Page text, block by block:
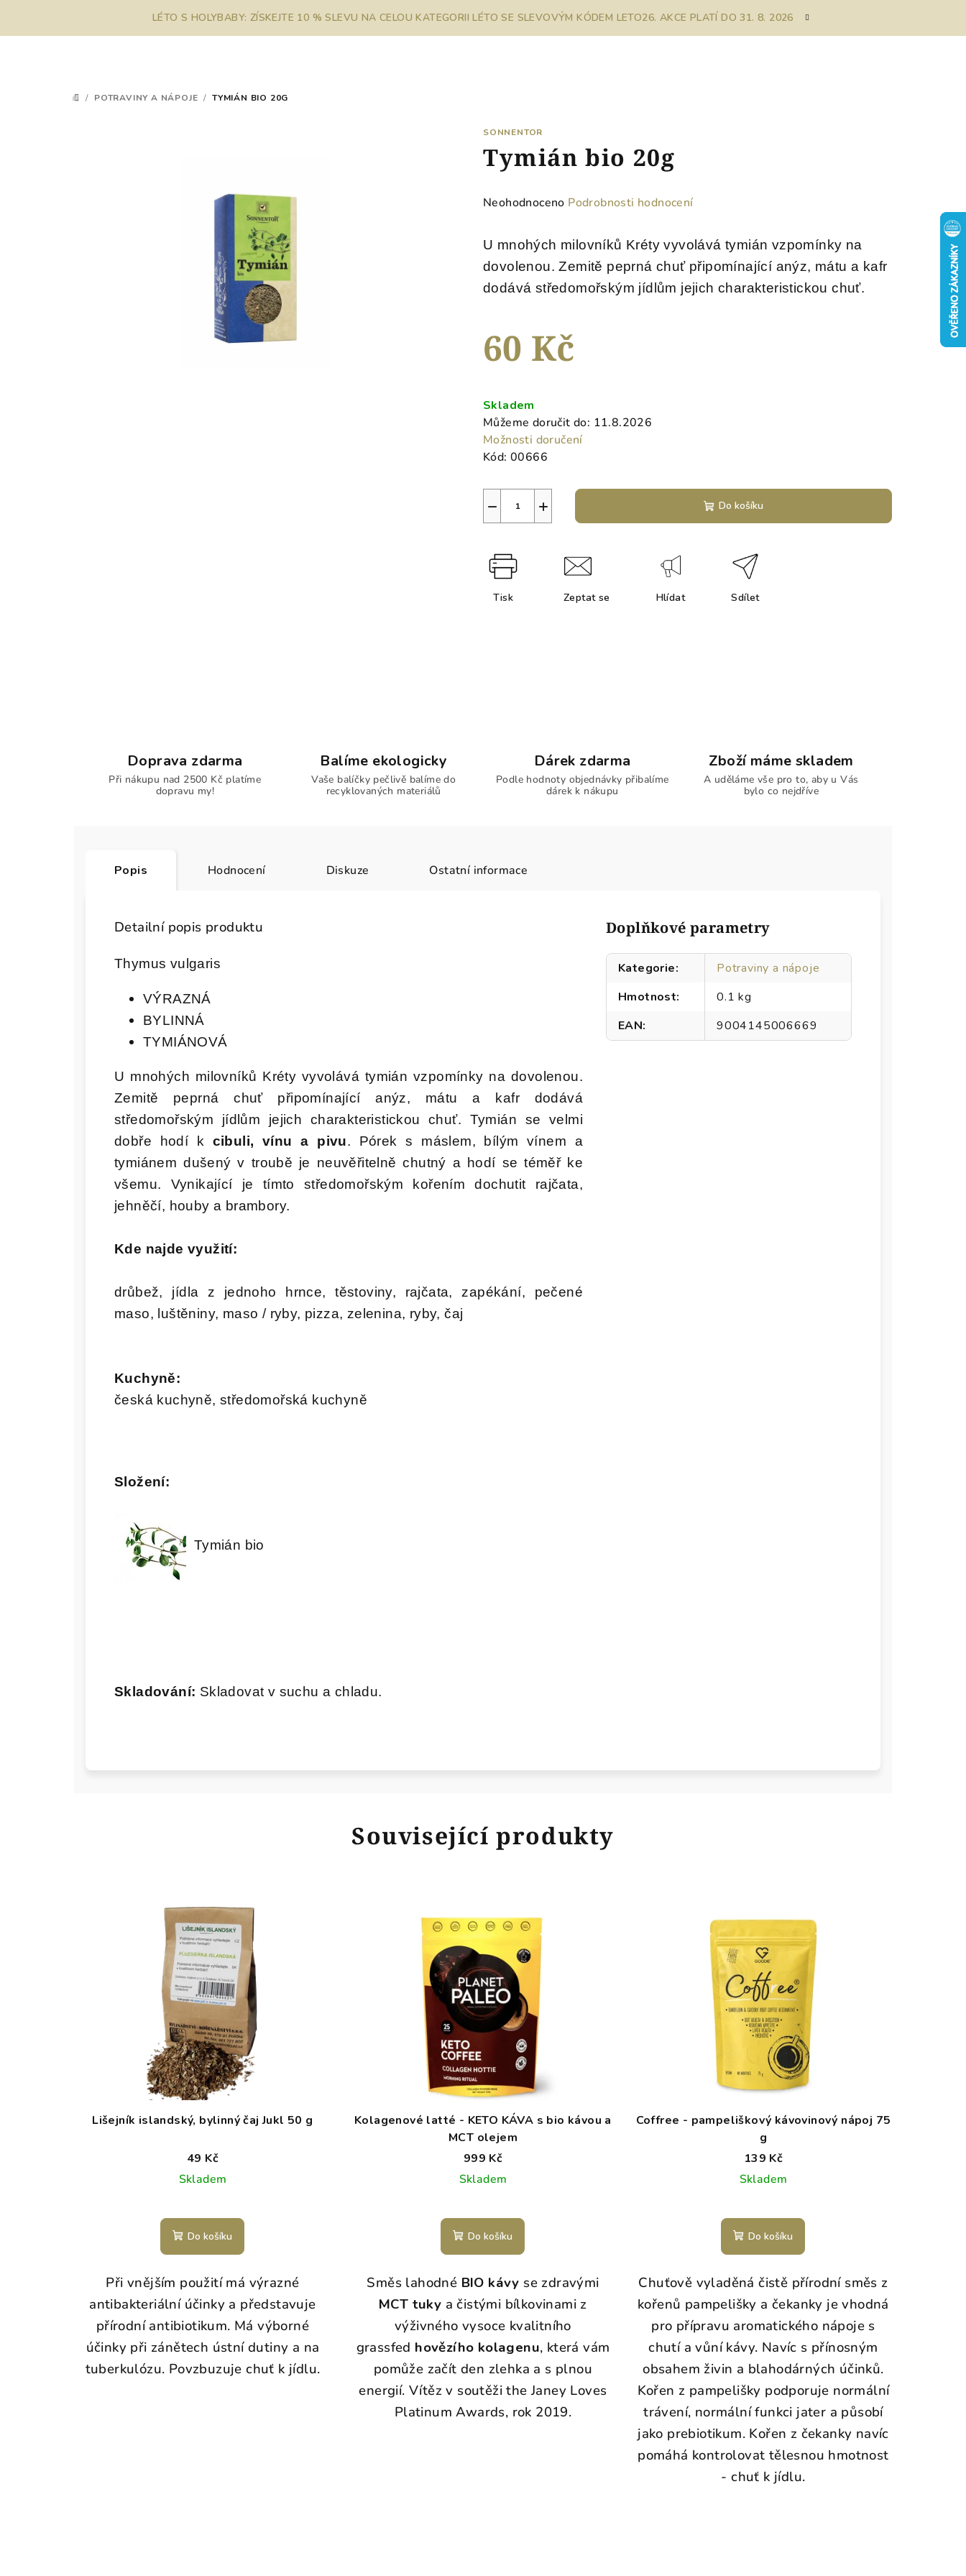
LÉTO S HOLYBABY: ZÍSKEJTE 10 % SLEVU NA CELOU KATEGORII LÉTO SE SLEVOVÝM KÓDEM LETO26. AKCE PLATÍ DO 31. 8. 2026
DOMŮ
/ POTRAVINY A NÁPOJE / TYMIÁN BIO 20G
SONNENTOR
Tymián bio 20g
Průměrné
produktu
je
0,0
z
Neohodnoceno Podrobnosti hodnocení
U mnohých milovníků Kréty vyvolává tymián vzpomínky na
dovolenou. Zemitě peprná chuť připomínající anýz, mátu a kafr
dodává středomořským jídlům jejich charakteristickou chuť.
60 Kč
cena:
Skladem
Můžeme doručit do: 11.8.2026
Možnosti doručení
Kód: 00666
+
− Do košíku
Tisk Zeptat se Hlídat Sdílet
Doprava zdarma
Při nákupu nad 2500 Kč platíme
dopravu my!
Balíme ekologicky
Vaše balíčky pečlivě balíme do
recyklovaných materiálů
Dárek zdarma
Podle hodnoty objednávky přibalíme
dárek k nákupu
Zboží máme skladem
A uděláme vše pro to, aby u Vás
bylo co nejdříve
Popis Hodnocení Diskuze Ostatní informace
Detailní popis produktu
Thymus vulgaris
VÝRAZNÁ
BYLINNÁ
TYMIÁNOVÁ
U mnohých milovníků Kréty vyvolává tymián vzpomínky na dovolenou.
Zemitě peprná chuť připomínající anýz, mátu a kafr dodává
středomořským jídlům jejich charakteristickou chuť. Tymián se velmi
dobře hodí k cibuli, vínu a pivu. Pórek s máslem, bílým vínem a
tymiánem dušený v troubě je neuvěřitelně chutný a hodí se téměř ke
všemu. Vynikající je tímto středomořským kořením dochutit rajčata,
jehněčí, houby a brambory.
Kde najde využití:
drůbež, jídla z jednoho hrnce, těstoviny, rajčata, zapékání, pečené
maso, luštěniny, maso / ryby, pizza, zelenina, ryby, čaj
Kuchyně:
česká kuchyně, středomořská kuchyně
Složení:
Tymián bio
Skladování: Skladovat v suchu a chladu.
Doplňkové parametry
Kategorie:
Potraviny a nápoje
Hmotnost:
0.1 kg
EAN: 9004145006669
Související produkty
Lišejník islandský, bylinný čaj Jukl 50 g
49 Kč
Skladem
Do košíku
Při vnějším použití má výrazné
antibakteriální účinky a představuje
přírodní antibiotikum. Má výborné
účinky při zánětech ústní dutiny a na
tuberkulózu. Povzbuzuje chuť k jídlu.
Kolagenové latté - KETO KÁVA s bio kávou a
MCT olejem
999 Kč
Skladem
Do košíku
Směs lahodné BIO kávy se zdravými
MCT tuky a čistými bílkovinami z
výživného vysoce kvalitního
grassfed hovězího kolagenu, která vám
pomůže začít den zlehka a s plnou
energií. Vítěz v soutěži the Janey Loves
Platinum Awards, rok 2019.
Coffree - pampeliškový kávovinový nápoj 75
g
139 Kč
Skladem
Do košíku
Chuťově vyladěná čistě přírodní směs z
kořenů pampelišky a čekanky je vhodná
pro přípravu aromatického nápoje s
chutí a vůní kávy. Navíc s přínosným
obsahem živin a blahodárných účinků.
Kořen z pampelišky podporuje normální
trávení, normální funkci jater a působí
jako prebiotikum. Kořen z čekanky navíc
pomáhá kontrolovat tělesnou hmotnost
- chuť k jídlu.